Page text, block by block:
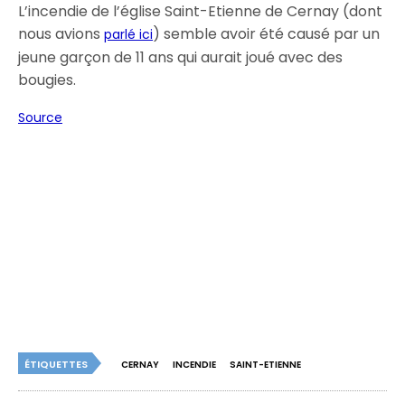
L’incendie de l’église Saint-Etienne de Cernay (dont
nous avionsparlé ici) semble avoir été causé par un
jeune garçon de 11 ans qui aurait joué avec des
bougies.
Source
ÉTIQUETTES CERNAY INCENDIE SAINT-ETIENNE